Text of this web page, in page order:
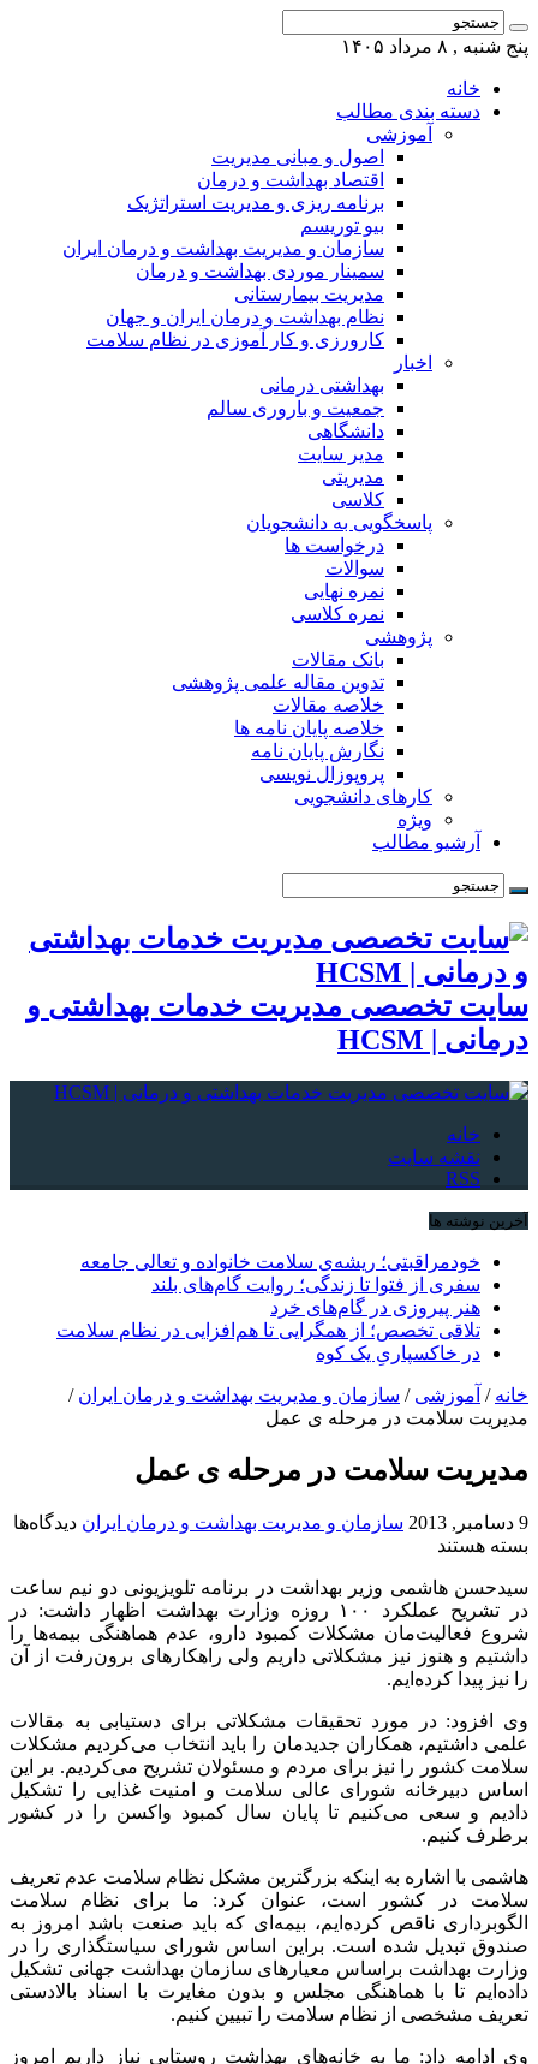
پنج شنبه , ۸ مرداد ۱۴۰۵
خانه
دسته بندی مطالب
آموزشی
اصول و مبانی مدیریت
اقتصاد بهداشت و درمان
برنامه ریزی و مدیریت استراتژیک
بیو توریسم
سازمان و مدیریت بهداشت و درمان ایران
سمینار موردی بهداشت و درمان
مدیریت بیمارستانی
نظام بهداشت و درمان ایران و جهان
کارورزی و کار آموزی در نظام سلامت
اخبار
بهداشتی درمانی
جمعیت و باروری سالم
دانشگاهی
مدیر سایت
مدیریتی
کلاسی
پاسخگویی به دانشجویان
درخواست ها
سوالات
نمره نهایی
نمره کلاسی
پژوهشی
بانک مقالات
تدوین مقاله علمی پژوهشی
خلاصه مقالات
خلاصه پایان نامه ها
نگارش پایان نامه
پروپوزال نویسی
کارهای دانشجویی
ویژه
آرشیو مطالب
سایت تخصصی مدیریت خدمات بهداشتی و
درمانی | HCSM
خانه
نقشه سایت
RSS
آخرین نوشته ها
خودمراقبتی؛ ریشه‌ی سلامت خانواده و تعالی جامعه
سفری از فتوا تا زندگی؛ روایت گام‌های بلند
هنر پیروزی در گام‌های خرد
تلاقی تخصص؛ از همگرایی تا هم‌افزایی در نظام سلامت
در خاکسپاریِ یک کوه
خانه / آموزشی / سازمان و مدیریت بهداشت و درمان ایران /
مدیریت سلامت در مرحله ی عمل
مدیریت سلامت در مرحله ی عمل
9 دسامبر, 2013 سازمان و مدیریت بهداشت و درمان ایران دیدگاه‌ها
برای
سلامت
در
مرحله
ی
عمل
بسته هستند
سیدحسن هاشمی وزیر بهداشت در برنامه تلویزیونی دو نیم ساعت
در تشریح عملکرد ۱۰۰ روزه وزارت بهداشت اظهار داشت: در
شروع فعالیت‌مان مشکلات کمبود دارو، عدم هماهنگی بیمه‌‌ها را
داشتیم و هنوز نیز مشکلاتی داریم ولی راهکارهای برون‌رفت از آن
را نیز پیدا کرده‌ایم.
وی افزود: در مورد تحقیقات مشکلاتی برای دستیابی به مقالات
علمی داشتیم، همکاران جدیدمان را باید انتخاب می‌کردیم مشکلات
سلامت کشور را نیز برای مردم و مسئولان تشریح می‌کردیم. بر این
اساس دبیرخانه شورای عالی سلامت و امنیت غذایی را تشکیل
دادیم و سعی می‌کنیم تا پایان سال کمبود واکسن را در کشور
برطرف کنیم.
هاشمی با اشاره به اینکه بزرگترین مشکل نظام سلامت عدم تعریف
سلامت در کشور است، عنوان کرد: ما برای نظام سلامت
الگوبرداری ناقص کرده‌ایم، بیمه‌ای که باید صنعت باشد امروز به
صندوق تبدیل شده است. براین اساس شورای سیاستگذاری را در
وزارت بهداشت براساس معیارهای سازمان بهداشت جهانی تشکیل
داده‌ایم تا با هماهنگی مجلس و بدون مغایرت با اسناد بالادستی
تعریف مشخصی از نظام سلامت را تبیین کنیم.
وی ادامه داد: ما به خانه‌های بهداشت روستایی نیاز داریم امروز